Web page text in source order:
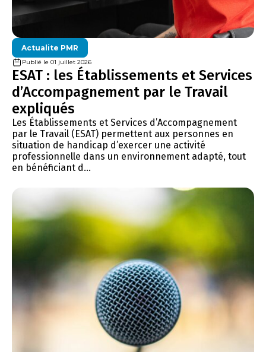
Actualite PMR
Publié le 01 juillet 2026
ESAT : les Établissements et Services
d’Accompagnement par le Travail
expliqués
Les Établissements et Services d’Accompagnement
par le Travail (ESAT) permettent aux personnes en
situation de handicap d’exercer une activité
professionnelle dans un environnement adapté, tout
en bénéficiant d...